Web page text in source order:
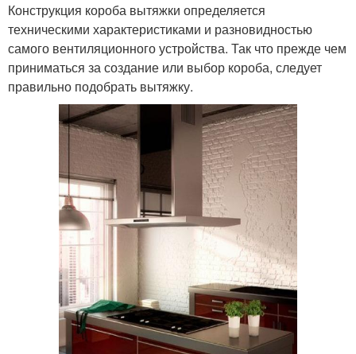
Конструкция короба вытяжки определяется
техническими характеристиками и разновидностью
самого вентиляционного устройства. Так что прежде чем
приниматься за создание или выбор короба, следует
правильно подобрать вытяжку.